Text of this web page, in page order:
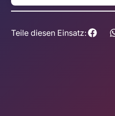
Teile diesen Einsatz: